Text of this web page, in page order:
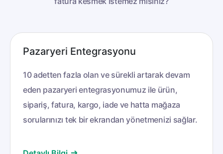
Pazaryeri Entegrasyonu
10 adetten fazla olan ve sürekli artarak devam
eden pazaryeri entegrasyonumuz ile ürün,
sipariş, fatura, kargo, iade ve hatta mağaza
sorularınızı tek bir ekrandan yönetmenizi sağlar.